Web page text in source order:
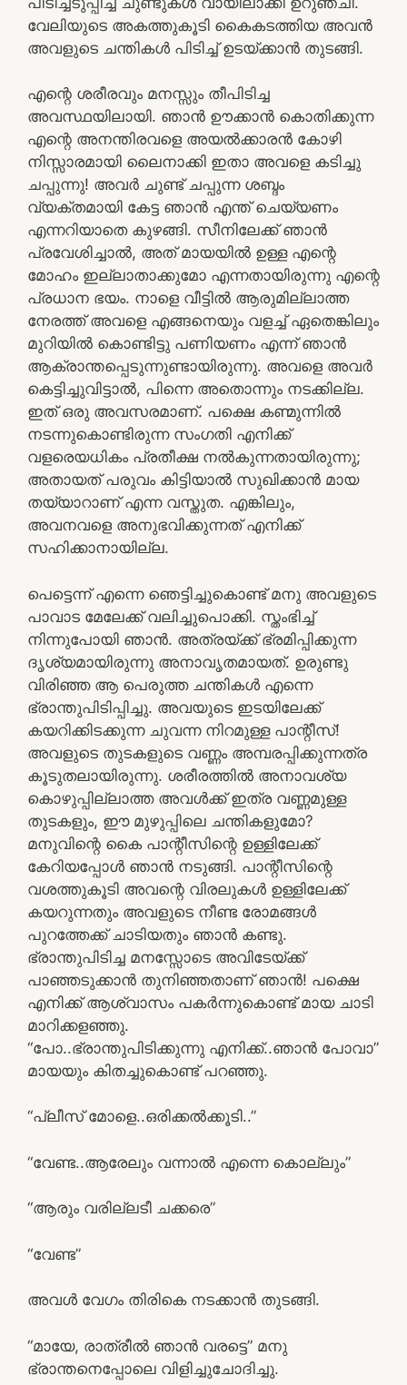
വേലിയുടെ അകത്തുകൂടി കൈകടത്തിയ അവന്‍
അവളുടെ ചന്തികള്‍ പിടിച്ച് ഉടയ്ക്കാന്‍ തുടങ്ങി.
എന്റെ ശരീരവും മനസ്സും തീപിടിച്ച
അവസ്ഥയിലായി. ഞാന്‍ ഊക്കാന്‍ കൊതിക്കുന്ന
എന്റെ അനന്തിരവളെ അയല്‍ക്കാരന്‍ കോഴി
നിസ്സാരമായി ലൈനാക്കി ഇതാ അവളെ കടിച്ചു
ചപ്പുന്നു! അവര്‍ ചുണ്ട് ചപ്പുന്ന ശബ്ദം
വ്യക്തമായി കേട്ട ഞാന്‍ എന്ത് ചെയ്യണം
എന്നറിയാതെ കുഴങ്ങി. സീനിലേക്ക് ഞാന്‍
പ്രവേശിച്ചാല്‍, അത് മായയില്‍ ഉള്ള എന്റെ
മോഹം ഇല്ലാതാക്കുമോ എന്നതായിരുന്നു എന്റെ
പ്രധാന ഭയം. നാളെ വീട്ടില്‍ ആരുമില്ലാത്ത
നേരത്ത് അവളെ എങ്ങനെയും വളച്ച് ഏതെങ്കിലും
മുറിയില്‍ കൊണ്ടിട്ടു പണിയണം എന്ന് ഞാന്‍
ആക്രാന്തപ്പെടുന്നുണ്ടായിരുന്നു. അവളെ അവര്‍
കെട്ടിച്ചുവിട്ടാല്‍, പിന്നെ അതൊന്നും നടക്കില്ല.
ഇത് ഒരു അവസരമാണ്. പക്ഷെ കണ്മുന്നില്‍
നടന്നുകൊണ്ടിരുന്ന സംഗതി എനിക്ക്
വളരെയധികം പ്രതീക്ഷ നല്‍കുന്നതായിരുന്നു;
അതായത് പരുവം കിട്ടിയാല്‍ സുഖിക്കാന്‍ മായ
തയ്യാറാണ് എന്ന വസ്തുത. എങ്കിലും,
അവനവളെ അനുഭവിക്കുന്നത് എനിക്ക്
സഹിക്കാനായില്ല.
പെട്ടെന്ന് എന്നെ ഞെട്ടിച്ചുകൊണ്ട് മനു അവളുടെ
പാവാട മേലേക്ക് വലിച്ചുപൊക്കി. സ്തംഭിച്ച്
നിന്നുപോയി ഞാന്‍. അത്രയ്ക്ക് ഭ്രമിപ്പിക്കുന്ന
ദൃശ്യമായിരുന്നു അനാവൃതമായത്. ഉരുണ്ടു
വിരിഞ്ഞ ആ പെരുത്ത ചന്തികള്‍ എന്നെ
ഭ്രാന്തുപിടിപ്പിച്ചു. അവയുടെ ഇടയിലേക്ക്
കയറിക്കിടക്കുന്ന ചുവന്ന നിറമുള്ള പാന്റീസ്!
അവളുടെ തുടകളുടെ വണ്ണം അമ്പരപ്പിക്കുന്നത്ര
കൂടുതലായിരുന്നു. ശരീരത്തില്‍ അനാവശ്യ
കൊഴുപ്പില്ലാത്ത അവള്‍ക്ക് ഇത്ര വണ്ണമുള്ള
തുടകളും, ഈ മുഴുപ്പിലെ ചന്തികളുമോ?
മനുവിന്റെ കൈ പാന്റീസിന്റെ ഉള്ളിലേക്ക്
കേറിയപ്പോള്‍ ഞാന്‍ നടുങ്ങി. പാന്റീസിന്റെ
വശത്തുകൂടി അവന്റെ വിരലുകള്‍ ഉള്ളിലേക്ക്
കയറുന്നതും അവളുടെ നീണ്ട രോമങ്ങള്‍
പുറത്തേക്ക് ചാടിയതും ഞാന്‍ കണ്ടു.
ഭ്രാന്തുപിടിച്ച മനസ്സോടെ അവിടേയ്ക്ക്
പാഞ്ഞടുക്കാന്‍ തുനിഞ്ഞതാണ് ഞാന്‍! പക്ഷെ
എനിക്ക് ആശ്വാസം പകര്‍ന്നുകൊണ്ട് മായ ചാടി
മാറിക്കളഞ്ഞു.
“പോ..ഭ്രാന്തുപിടിക്കുന്നു എനിക്ക്..ഞാന്‍ പോവാ”
മായയും കിതച്ചുകൊണ്ട് പറഞ്ഞു.
“പ്ലീസ് മോളെ..ഒരിക്കല്‍ക്കൂടി..”
“വേണ്ട..ആരേലും വന്നാല്‍ എന്നെ കൊല്ലും”
“ആരും വരില്ലടീ ചക്കരെ”
“വേണ്ട”
അവള്‍ വേഗം തിരികെ നടക്കാന്‍ തുടങ്ങി.
“മായേ, രാത്രീല്‍ ഞാന്‍ വരട്ടെ” മനു
ഭ്രാന്തനെപ്പോലെ വിളിച്ചുചോദിച്ചു.